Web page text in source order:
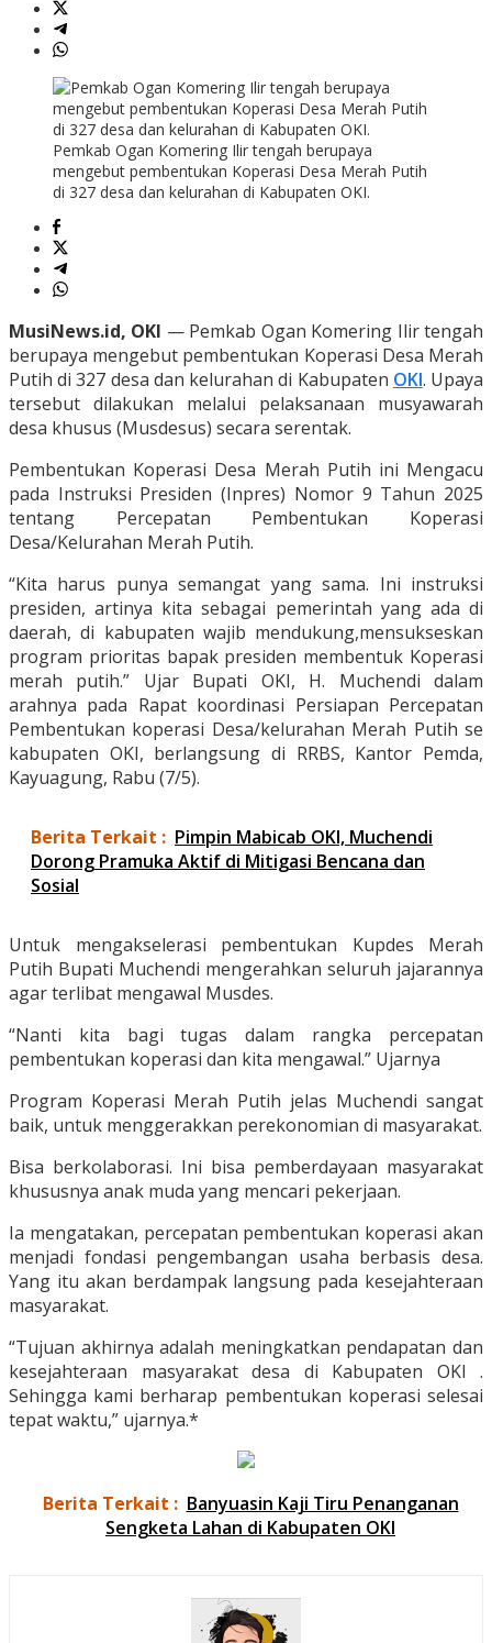
Pemkab Ogan Komering Ilir tengah berupaya
mengebut pembentukan Koperasi Desa Merah Putih
di 327 desa dan kelurahan di Kabupaten OKI.
MusiNews.id, OKI — Pemkab Ogan Komering Ilir tengah
berupaya mengebut pembentukan Koperasi Desa Merah
Putih di 327 desa dan kelurahan di Kabupaten OKI. Upaya
tersebut dilakukan melalui pelaksanaan musyawarah
desa khusus (Musdesus) secara serentak.
Pembentukan Koperasi Desa Merah Putih ini Mengacu
pada Instruksi Presiden (Inpres) Nomor 9 Tahun 2025
tentang Percepatan Pembentukan Koperasi
Desa/Kelurahan Merah Putih.
“Kita harus punya semangat yang sama. Ini instruksi
presiden, artinya kita sebagai pemerintah yang ada di
daerah, di kabupaten wajib mendukung,mensukseskan
program prioritas bapak presiden membentuk Koperasi
merah putih.” Ujar Bupati OKI, H. Muchendi dalam
arahnya pada Rapat koordinasi Persiapan Percepatan
Pembentukan koperasi Desa/kelurahan Merah Putih se
kabupaten OKI, berlangsung di RRBS, Kantor Pemda,
Kayuagung, Rabu (7/5).
Berita Terkait : Pimpin Mabicab OKI, Muchendi
Dorong Pramuka Aktif di Mitigasi Bencana dan
Sosial
Untuk mengakselerasi pembentukan Kupdes Merah
Putih Bupati Muchendi mengerahkan seluruh jajarannya
agar terlibat mengawal Musdes.
“Nanti kita bagi tugas dalam rangka percepatan
pembentukan koperasi dan kita mengawal.” Ujarnya
Program Koperasi Merah Putih jelas Muchendi sangat
baik, untuk menggerakkan perekonomian di masyarakat.
Bisa berkolaborasi. Ini bisa pemberdayaan masyarakat
khususnya anak muda yang mencari pekerjaan.
Ia mengatakan, percepatan pembentukan koperasi akan
menjadi fondasi pengembangan usaha berbasis desa.
Yang itu akan berdampak langsung pada kesejahteraan
masyarakat.
“Tujuan akhirnya adalah meningkatkan pendapatan dan
kesejahteraan masyarakat desa di Kabupaten OKI .
Sehingga kami berharap pembentukan koperasi selesai
tepat waktu,” ujarnya.*
Berita Terkait : Banyuasin Kaji Tiru Penanganan
Sengketa Lahan di Kabupaten OKI